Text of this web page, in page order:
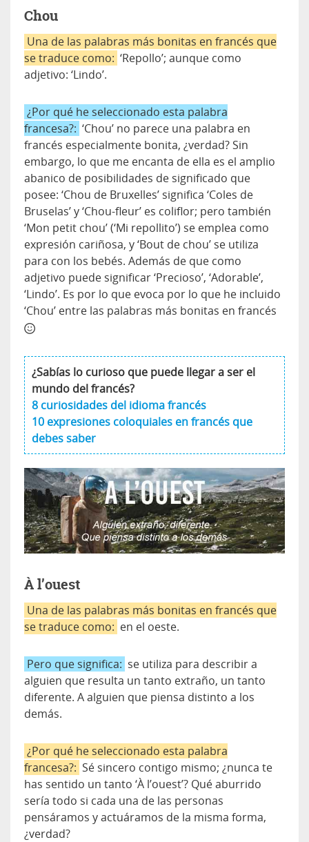
Chou
Una de las palabras más bonitas en francés que
se traduce como: ‘Repollo’; aunque como
adjetivo: ‘Lindo’.
¿Por qué he seleccionado esta palabra
francesa?: ‘Chou’ no parece una palabra en
francés especialmente bonita, ¿verdad? Sin
embargo, lo que me encanta de ella es el amplio
abanico de posibilidades de significado que
posee: ‘Chou de Bruxelles’ significa ‘Coles de
Bruselas’ y ‘Chou-fleur’ es coliflor; pero también
‘Mon petit chou’ (‘Mi repollito’) se emplea como
expresión cariñosa, y ‘Bout de chou’ se utiliza
para con los bebés. Además de que como
adjetivo puede significar ‘Precioso’, ‘Adorable’,
‘Lindo’. Es por lo que evoca por lo que he incluido
‘Chou’ entre las palabras más bonitas en francés
¿Sabías lo curioso que puede llegar a ser el
mundo del francés?
8 curiosidades del idioma francés
10 expresiones coloquiales en francés que
debes saber
À l’ouest
Una de las palabras más bonitas en francés que
se traduce como: en el oeste.
Pero que significa: se utiliza para describir a
alguien que resulta un tanto extraño, un tanto
diferente. A alguien que piensa distinto a los
demás.
¿Por qué he seleccionado esta palabra
francesa?: Sé sincero contigo mismo; ¿nunca te
has sentido un tanto ‘À l’ouest’? Qué aburrido
sería todo si cada una de las personas
pensáramos y actuáramos de la misma forma,
¿verdad?